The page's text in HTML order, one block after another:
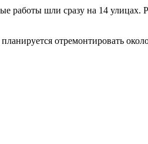
шли сразу на 14 улицах.
отремонтировать